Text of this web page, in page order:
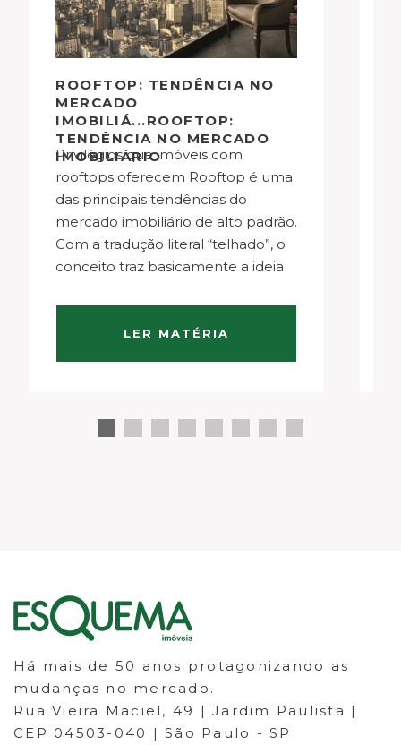
ROOFTOP: TENDÊNCIA NO
MERCADO
IMOBILIÁ...ROOFTOP:
TENDÊNCIA NO MERCADO
IMOBILIÁRIO
Privilégios que imóveis com
rooftops oferecem Rooftop é uma
das principais tendências do
mercado imobiliário de alto padrão.
Com a tradução literal “telhado”, o
conceito traz basicamente a ideia
sofisticado com o objetivo de
promover um espaço para
LER MATÉRIA
Há mais de 50 anos protagonizando as
mudanças no mercado.
Rua Vieira Maciel, 49 | Jardim Paulista |
CEP 04503-040 | São Paulo - SP